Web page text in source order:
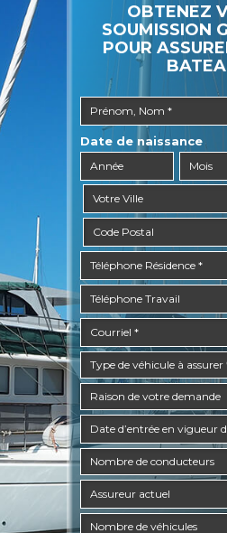
OBTENEZ
SOUMISSION
POUR
Date de naissance
YYYY
dash
MM
dash